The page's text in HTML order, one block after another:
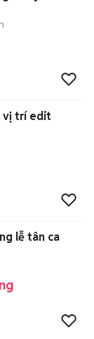
vị trí edit
lễ tân ca